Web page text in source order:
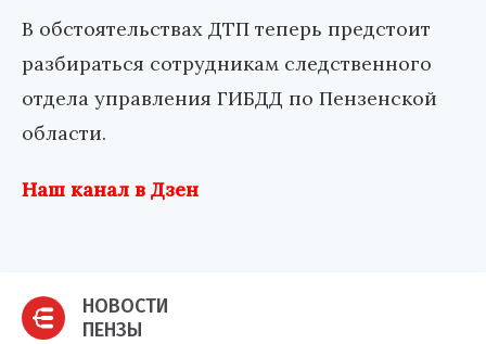
В обстоятельствах ДТП теперь предстоит
разбираться сотрудникам следственного
отдела управления ГИБДД по Пензенской
области.
Наш канал в Дзен
НОВОСТИ
ПЕНЗЫ